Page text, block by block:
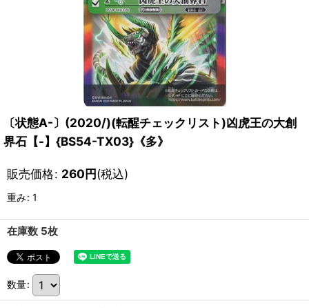
〔状態A-〕(2020/)(転醒チェックリスト)凶虎王の大創
界石【-】{BS54-TX03}《多》
販売価格: 260円(税込)
重み: 1
在庫数 5枚
数量: